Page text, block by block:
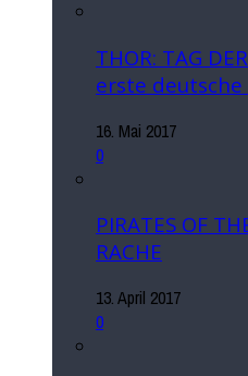
THOR: TAG
erste
16. Mai 2017
0
PIRATES OF
RACHE
13. April 2017
0